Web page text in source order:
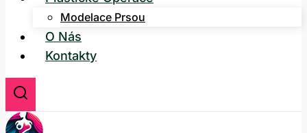
Modelace Prsou
O Nás
Kontakty